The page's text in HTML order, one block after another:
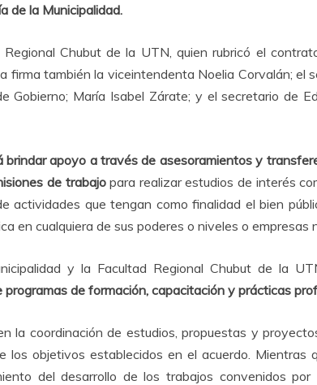
de la Municipalidad.
Chubut de la UTN, quien rubricó el
firma también la viceintendenta Noelia Corvalán; el
Gobierno; María Isabel Zárate; y el secretario de
brindar apoyo a través de asesoramientos y
de trabajopara realizar estudios de interés
actividades que tengan como finalidad el bien
en cualquiera de sus poderes o niveles o empresas
y la Facultad Regional Chubut de la
programas de formación, capacitación y prácticas
la coordinación de estudios, propuestas y
los objetivos establecidos en el acuerdo. Mientras
del desarrollo de los trabajos convenidos